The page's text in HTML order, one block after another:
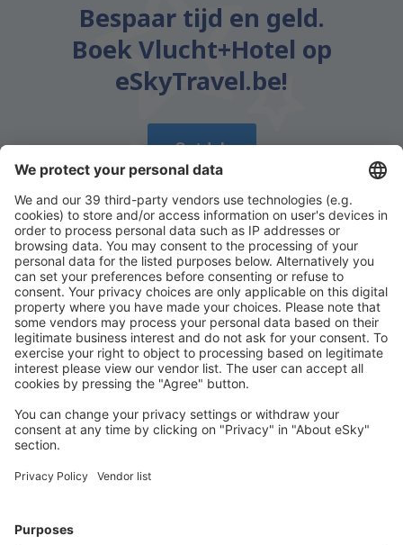
Bespaar tijd en geld.
Boek Vlucht+Hotel op
eSkyTravel.be!
Ontdek
Download onze appen plan gemakkelijk uw
reizen
Vliegtickets